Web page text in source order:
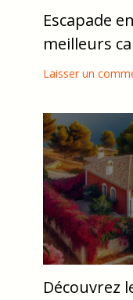
Escapade
meilleurs
Laisser un
Découvrez